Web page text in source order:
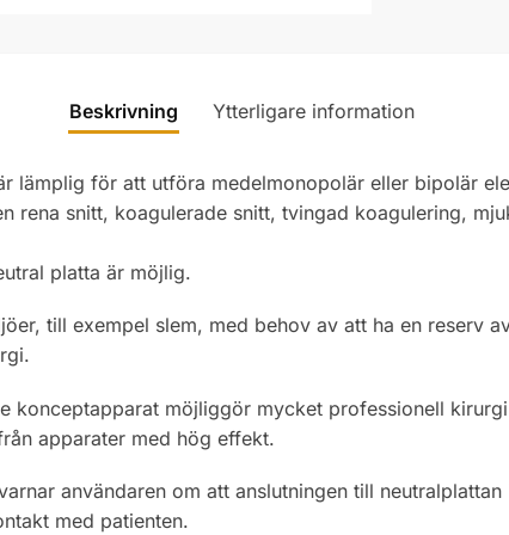
Beskrivning Ytterligare information
lämplig för att utföra medelmonopolär eller bipolär
rena snitt, koagulerade snitt, tvingad koagulering,
platta är möjlig.
till exempel slem, med behov av att ha en reserv
konceptapparat möjliggör mycket professionell
apparater med hög effekt.
användaren om att anslutningen till
med patienten.